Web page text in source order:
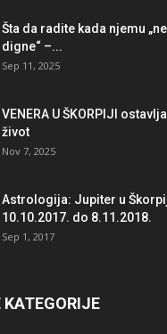
Šta da radite kada njemu
digne“ –...
Sep 11, 2025
VENERA U ŠKORPIJI
život
Nov 7, 2025
Astrologija: Jupiter u
10.10.2017. do 8.11.2018.
Sep 1, 2017
KATEGORIJE